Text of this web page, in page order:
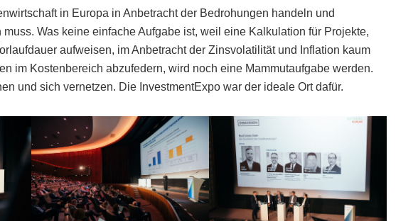
in Europa in Anbetracht der Bedrohungen handeln und
Was keine einfache Aufgabe ist, weil eine Kalkulation für Projekte,
aufweisen, im Anbetracht der Zinsvolatilität und Inflation kaum
im Kostenbereich abzufedern, wird noch eine Mammutaufgabe werden.
und sich vernetzen. Die InvestmentExpo war der ideale Ort dafür.